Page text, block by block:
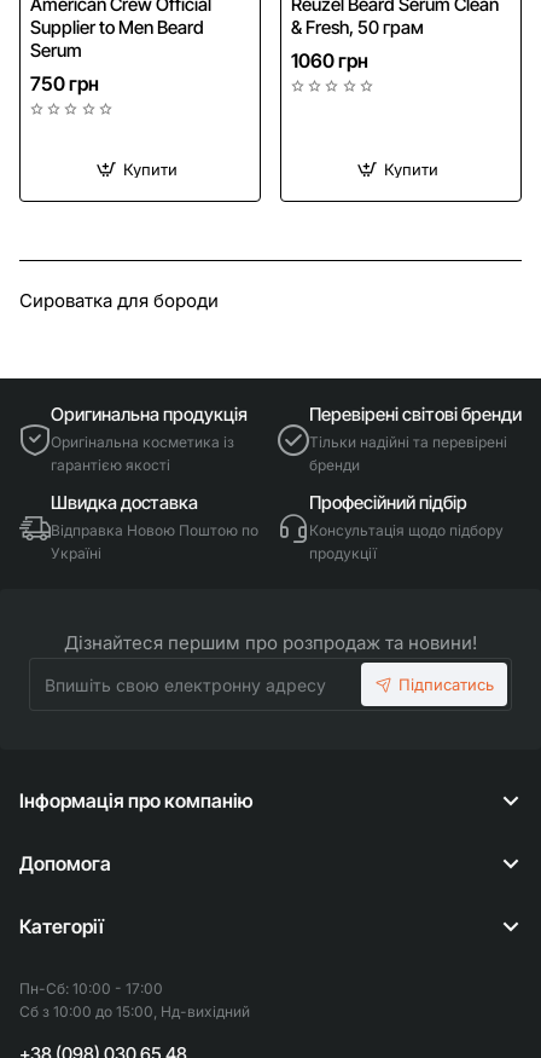
Сироватка для бороди
Supplier to Men Beard
Serum
750 грн
Купити
& Fresh, 50 грам
1060 грн
Купити
Оригинальна продукція
Оригінальна косметика із
гарантією якості
Перевірені світові бренди
Тільки надійні та перевірені
бренди
Швидка доставка
Відправка Новою Поштою по
Україні
Професійний підбір
Консультація щодо підбору
продукції
Дізнайтеся першим про розпродаж та новини!
свою
Підписатись
Інформація про компанію
Допомога
Категорії
Пн-Сб: 10:00 - 17:00
Сб з 10:00 до 15:00, Нд-вихідний